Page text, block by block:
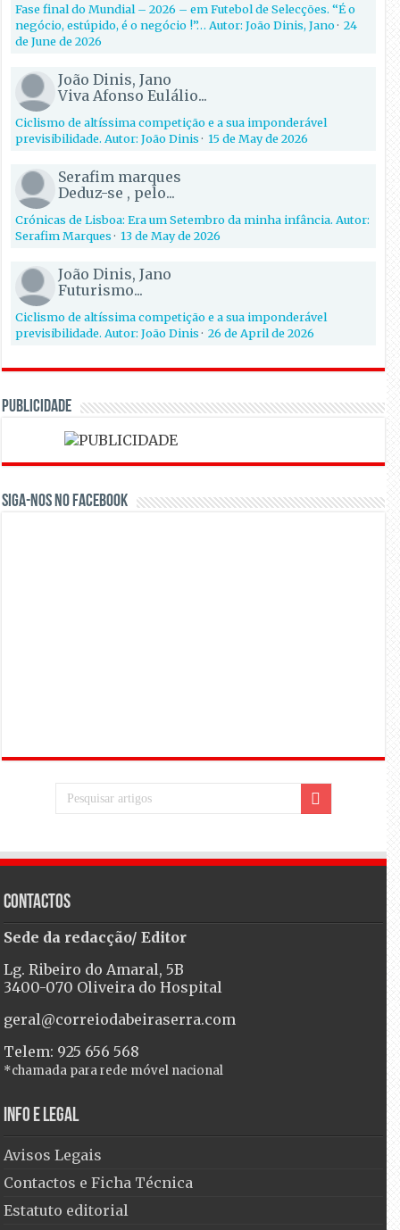
Fase final do Mundial – 2026 – em Futebol de Selecções. “É o
negócio, estúpido, é o negócio !”… Autor: João Dinis, Jano·24
de June de 2026
João Dinis, Jano
Viva Afonso Eulálio...
Ciclismo de altíssima competição e a sua imponderável
previsibilidade. Autor: João Dinis·15 de May de 2026
Serafim marques
Deduz-se , pelo...
Crónicas de Lisboa: Era um Setembro da minha infância. Autor:
Serafim Marques·13 de May de 2026
João Dinis, Jano
Futurismo...
Ciclismo de altíssima competição e a sua imponderável
previsibilidade. Autor: João Dinis·26 de April de 2026
PUBLICIDADE
Siga-nos no Facebook
Contactos
Sede da redacção/ Editor
Lg. Ribeiro do Amaral, 5B
3400-070 Oliveira do Hospital
geral@correiodabeiraserra.com
Telem: 925 656 568
*chamada para rede móvel nacional
Info e Legal
Avisos Legais
Contactos e Ficha Técnica
Estatuto editorial